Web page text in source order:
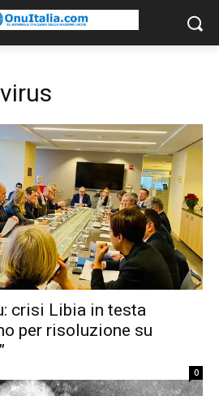
crisi Libia in testa
per risoluzione su
0